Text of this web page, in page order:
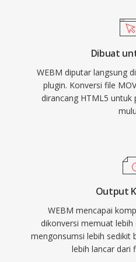
relevansinya selama
teknologi video.
Browser web utama
pemutaran WebM
menggunakan VP9
format pengiriman
besar kontennya.
grafis web dan overlay.
telah diperluas untuk
melanjutkan evolusinya
adopsi codec terbuka.
yang kompetitif, nol
dukungan browser
sebagai landasan
Dibuat
WEBM diputar langsung
plugin. Konversi file
dirancang HTML5
Output
WEBM mencapai
dikonversi memuat
mengonsumsi lebih sedikit
lebih lancar dari